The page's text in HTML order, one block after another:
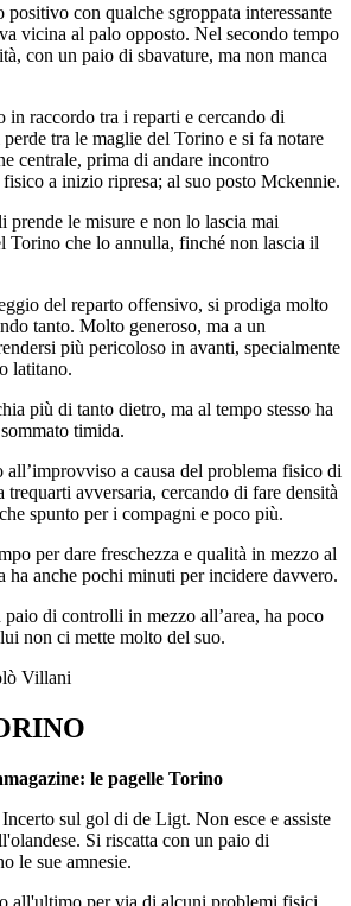
con qualche sgroppata interessante
vicina al palo opposto. Nel secondo tempo
con un paio di sbavature, ma non manca
raccordo tra i reparti e cercando di
tra le maglie del Torino e si fa notare
centrale, prima di andare incontro
a inizio ripresa; al suo posto Mckennie.
le misure e non lo lascia mai
Torino che lo annulla, finché non lascia il
del reparto offensivo, si prodiga molto
tanto. Molto generoso, ma a un
più pericoloso in avanti, specialmente
latitano.
più di tanto dietro, ma al tempo stesso ha
timida.
a causa del problema fisico di
avversaria, cercando di fare densità
spunto per i compagni e poco più.
per dare freschezza e qualità in mezzo al
ha anche pochi minuti per incidere davvero.
di controlli in mezzo all’area, ha poco
non ci mette molto del suo.
Villani
le pagelle Torino
sul gol di de Ligt. Non esce e assiste
Si riscatta con un paio di
le sue amnesie.
per via di alcuni problemi fisici.